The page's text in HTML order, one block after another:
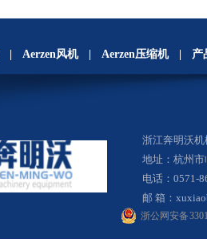
Aerzen风机 Aerzen压缩机 产
浙江奔明沃
地址：杭州
电话：
邮 箱：
浙公网安备